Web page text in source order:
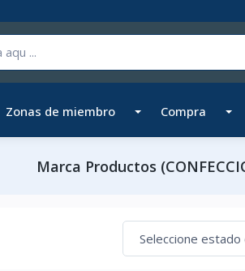
Zonas de miembro Compra
Marca Productos